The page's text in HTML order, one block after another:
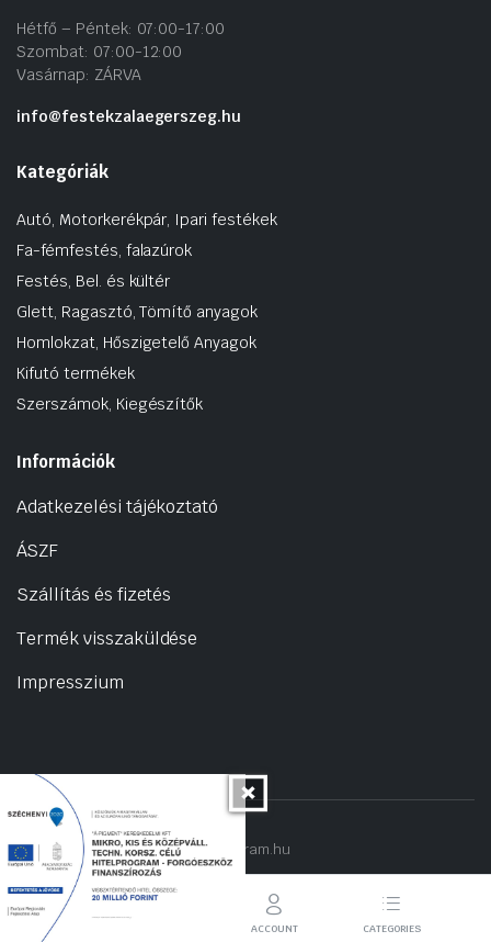
Hétfő – Péntek: 07:00-17:00
Szombat: 07:00-12:00
Vasárnap: ZÁRVA
info@festekzalaegerszeg.hu
Kategóriák
Autó, Motorkerékpár, Ipari festékek
Fa-fémfestés, falazúrok
Festés, Bel. és kültér
Glett, Ragasztó, Tömítő anyagok
Homlokzat, Hőszigetelő Anyagok
Kifutó termékek
Szerszámok, Kiegészítők
Információk
Adatkezelési tájékoztató
ÁSZF
Szállítás és fizetés
Termék visszaküldése
Impresszium
Copyright 2022 © hogyantalaljanakram.hu
STORE ACCOUNT CATEGORIES